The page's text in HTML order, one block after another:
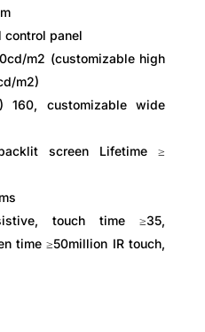
control panel
m2 (customizable high
m2)
160, customizable wide
screen Lifetime ≥
touch time ≥35,
time ≥50million IR touch,